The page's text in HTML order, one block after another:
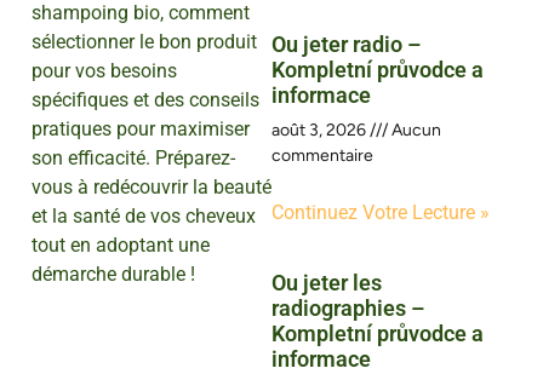
shampoing bio, comment
sélectionner le bon produit
pour vos besoins
spécifiques et des conseils
pratiques pour maximiser
son efficacité. Préparez-
vous à redécouvrir la beauté
et la santé de vos cheveux
tout en adoptant une
démarche durable !
Ou jeter radio –
Kompletní průvodce a
informace
août 3, 2026
Aucun
commentaire
Continuez Votre Lecture »
Ou jeter les
radiographies –
Kompletní průvodce a
informace